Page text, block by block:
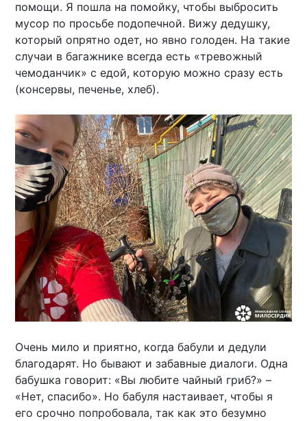
помощи. Я пошла на помойку, чтобы выбросить
мусор по просьбе подопечной. Вижу дедушку,
который опрятно одет, но явно голоден. На такие
случаи в багажнике всегда есть «тревожный
чемоданчик» с едой, которую можно сразу есть
(консервы, печенье, хлеб).
Очень мило и приятно, когда бабули и дедули
благодарят. Но бывают и забавные диалоги. Одна
бабушка говорит: «Вы любите чайный гриб?» –
«Нет, спасибо». Но бабуля настаивает, чтобы я
его срочно попробовала, так как это безумно